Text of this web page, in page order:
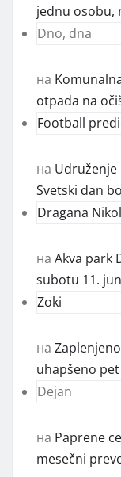
jednu osobu,
Dno, dna
на
otpada na
Football
на Udruženje
Svetski dan
Dragana
на Akva park
subotu 11.
Zoki
на
uhapšeno
Dejan
на Paprene
mesečni